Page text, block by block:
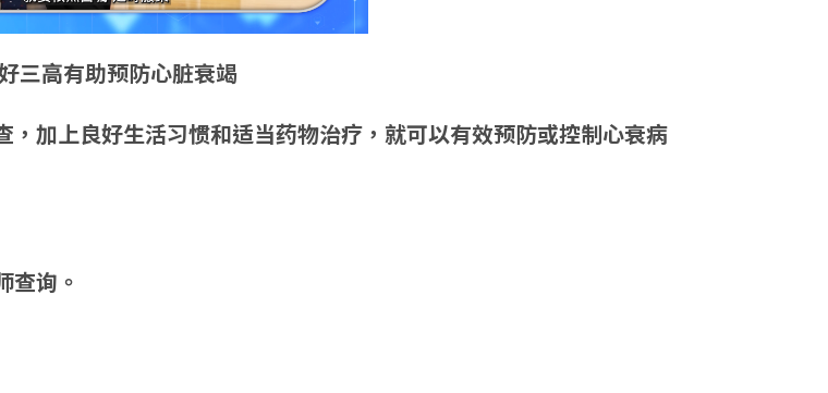
三高有助预防心脏衰竭
加上良好生活习惯和适当药物治疗，就可以有效预防或控制心衰病
查询。